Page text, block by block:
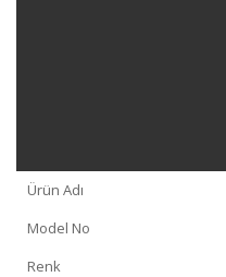
Ürün Adı
Model No
Renk